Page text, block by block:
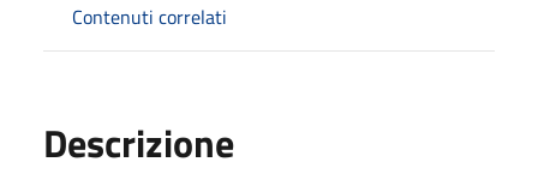
Contenuti correlati
Descrizione